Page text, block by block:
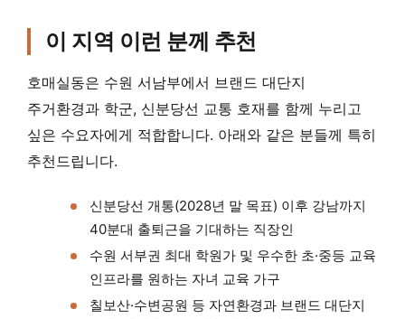
이 지역 이런 분께 추천
호매실동은 수원 서남부에서 브랜드 대단지
주거환경과 학군, 신분당선 교통 호재를 함께 누리고
싶은 수요자에게 적합합니다. 아래와 같은 분들께 특히
추천드립니다.
신분당선 개통(2028년 말 목표) 이후 강남까지
40분대 출퇴근을 기대하는 직장인
수원 서부권 최대 학원가 및 우수한 초·중등 교육
인프라를 원하는 자녀 교육 가구
칠보산·수변공원 등 자연환경과 브랜드 대단지